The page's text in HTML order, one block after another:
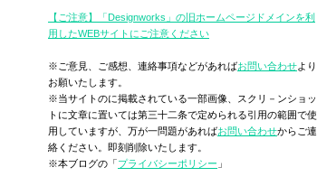
【ご注意】「Designworks」の旧ホームページドメインを利
用したWEBサイトにご注意ください
※ご意見、ご感想、連絡事項などがあればお問い合わせより
お願いたします。
※当サイトのに掲載されている一部画像、スクリ－ンショッ
トに文章に置いては第三十二条で定められる引用の範囲で使
用していますが、万が一問題があればお問い合わせからご連
絡ください。即刻削除いたします。
※本ブログの「プライバシーポリシー 」